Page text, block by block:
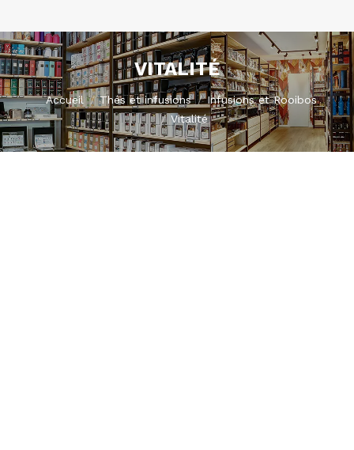
VITALITÉ
Vous êtes ici :
Accueil Thés et infusions
Infusions et Rooibos
Vitalité